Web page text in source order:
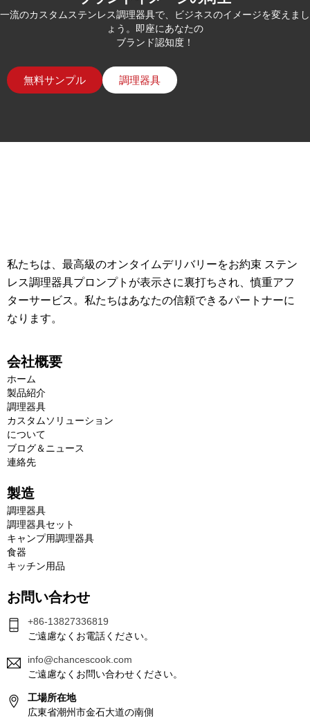
一流のカスタムステンレス調理器具で、ビジネスのイメージを変えまし
ょう。即座にあなたの
ブランド認知度！
無料サンプル 調理器具
私たちは、最高級のオンタイムデリバリーをお約束 ステン
レス調理器具プロンプトが表示さに裏打ちされ、慎重アフ
ターサービス。私たちはあなたの信頼できるパートナーに
なります。
会社概要
ホーム
製品紹介
調理器具
カスタムソリューション
について
ブログ＆ニュース
連絡先
製造
調理器具
調理器具セット
キャンプ用調理器具
食器
キッチン用品
お問い合わせ
+86-13827336819
ご遠慮なくお電話ください。
info@chancescook.com
ご遠慮なくお問い合わせください。
工場所在地
広東省潮州市金石大道の南側